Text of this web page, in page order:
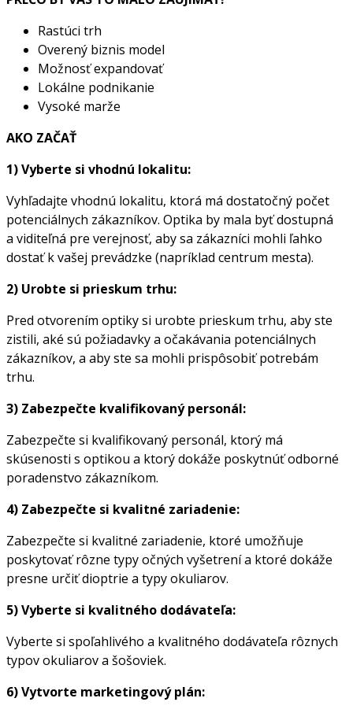
Rastúci trh
Overený biznis model
Možnosť expandovať
Lokálne podnikanie
Vysoké marže
AKO ZAČAŤ
1) Vyberte si vhodnú lokalitu:
Vyhľadajte vhodnú lokalitu, ktorá má dostatočný počet
potenciálnych zákazníkov. Optika by mala byť dostupná
a viditeľná pre verejnosť, aby sa zákazníci mohli ľahko
dostať k vašej prevádzke (napríklad centrum mesta).
2) Urobte si prieskum trhu:
Pred otvorením optiky si urobte prieskum trhu, aby ste
zistili, aké sú požiadavky a očakávania potenciálnych
zákazníkov, a aby ste sa mohli prispôsobiť potrebám
trhu.
3) Zabezpečte kvalifikovaný personál:
Zabezpečte si kvalifikovaný personál, ktorý má
skúsenosti s optikou a ktorý dokáže poskytnúť odborné
poradenstvo zákazníkom.
4) Zabezpečte si kvalitné zariadenie:
Zabezpečte si kvalitné zariadenie, ktoré umožňuje
poskytovať rôzne typy očných vyšetrení a ktoré dokáže
presne určiť dioptrie a typy okuliarov.
5) Vyberte si kvalitného dodávateľa:
Vyberte si spoľahlivého a kvalitného dodávateľa rôznych
typov okuliarov a šošoviek.
6) Vytvorte marketingový plán: